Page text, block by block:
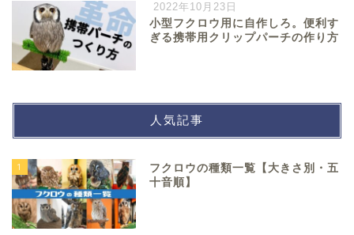
2022年10月23日
小型フクロウ用に自作しろ。便利す
ぎる携帯用クリップパーチの作り方
人気記事
1
フクロウの種類一覧【大きさ別・五
十音順】